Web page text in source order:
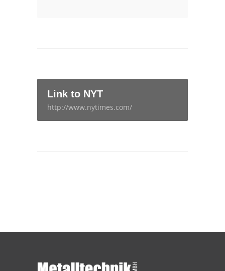
Link to NYT
http://www.nytimes.com/